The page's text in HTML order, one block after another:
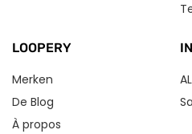
LOOPERY
Merken
De Blog
À propos